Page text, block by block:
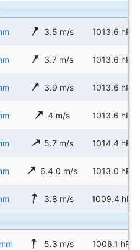
3.5 m/s 1013.6 hPa
3.7 m/s 1013.6 hPa
3.9 m/s 1013.6 hPa
4 m/s 1013.6 hPa
5.7 m/s 1014.4 hPa
6.4.0 m/s 1013.0 hPa
3.8 m/s 1009.4 hPa
5.3 m/s 1006.1 hPa